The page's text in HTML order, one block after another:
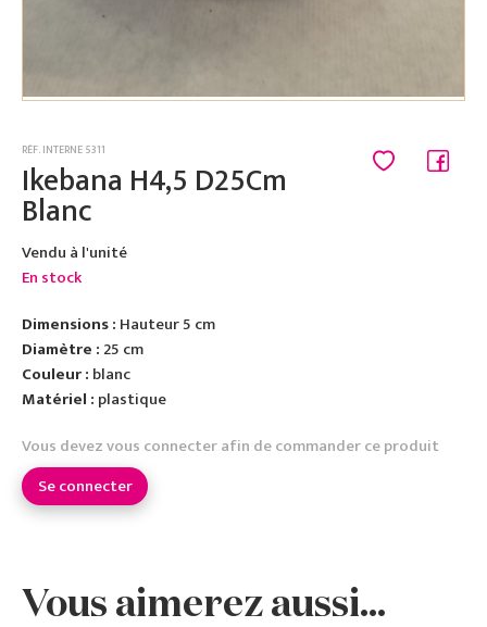
RÉF. INTERNE 5311
Ikebana H4,5 D25Cm
Blanc
Vendu à l'unité
En stock
Dimensions : Hauteur 5 cm
Diamètre : 25 cm
Couleur : blanc
Matériel : plastique
Vous devez vous connecter afin de commander ce produit
Se connecter
Vous aimerez aussi...